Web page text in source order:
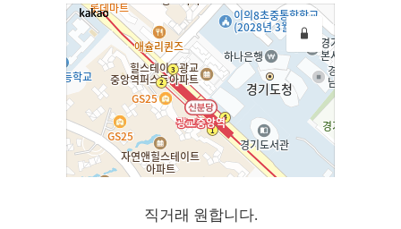
직거래 원합니다.